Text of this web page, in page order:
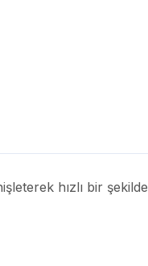
hızlı bir şekilde